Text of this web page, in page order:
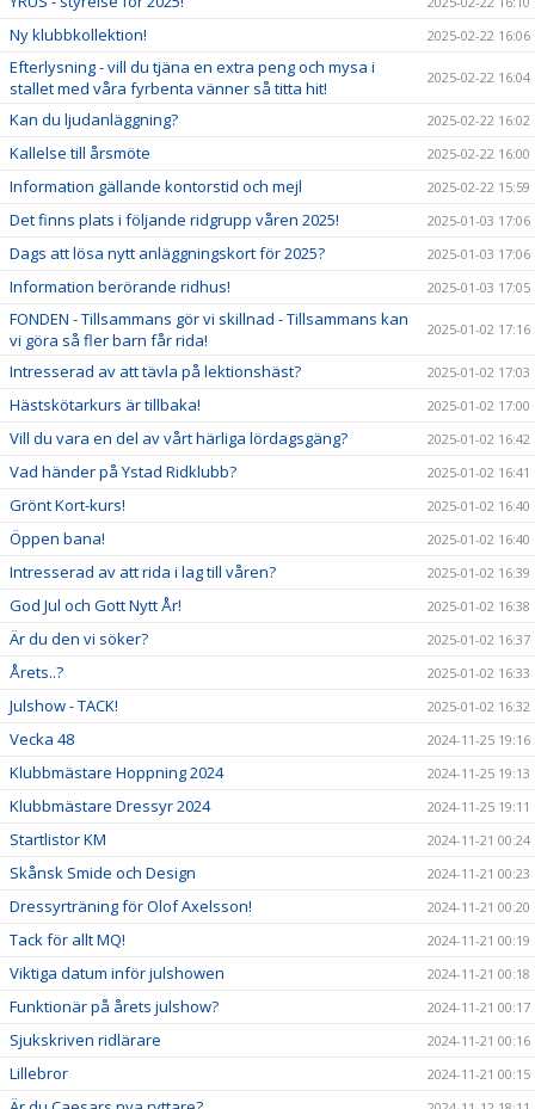
Ny klubbkollektion! 2025-02-22 16:06
Efterlysning - vill du tjäna en extra peng och mysa i
stallet med våra fyrbenta vänner så titta hit!
2025-02-22 16:04
Kan du ljudanläggning? 2025-02-22 16:02
Kallelse till årsmöte 2025-02-22 16:00
Information gällande kontorstid och mejl 2025-02-22 15:59
Det finns plats i följande ridgrupp våren 2025! 2025-01-03 17:06
Dags att lösa nytt anläggningskort för 2025? 2025-01-03 17:06
Information berörande ridhus! 2025-01-03 17:05
FONDEN - Tillsammans gör vi skillnad - Tillsammans kan
vi göra så fler barn får rida!
2025-01-02 17:16
Intresserad av att tävla på lektionshäst? 2025-01-02 17:03
Hästskötarkurs är tillbaka! 2025-01-02 17:00
Vill du vara en del av vårt härliga lördagsgäng? 2025-01-02 16:42
Vad händer på Ystad Ridklubb? 2025-01-02 16:41
Grönt Kort-kurs! 2025-01-02 16:40
Öppen bana! 2025-01-02 16:40
Intresserad av att rida i lag till våren? 2025-01-02 16:39
God Jul och Gott Nytt År! 2025-01-02 16:38
Är du den vi söker? 2025-01-02 16:37
Årets..? 2025-01-02 16:33
Julshow - TACK! 2025-01-02 16:32
Vecka 48 2024-11-25 19:16
Klubbmästare Hoppning 2024 2024-11-25 19:13
Klubbmästare Dressyr 2024 2024-11-25 19:11
Startlistor KM 2024-11-21 00:24
Skånsk Smide och Design 2024-11-21 00:23
Dressyrträning för Olof Axelsson! 2024-11-21 00:20
Tack för allt MQ! 2024-11-21 00:19
Viktiga datum inför julshowen 2024-11-21 00:18
Funktionär på årets julshow? 2024-11-21 00:17
Sjukskriven ridlärare 2024-11-21 00:16
Lillebror 2024-11-21 00:15